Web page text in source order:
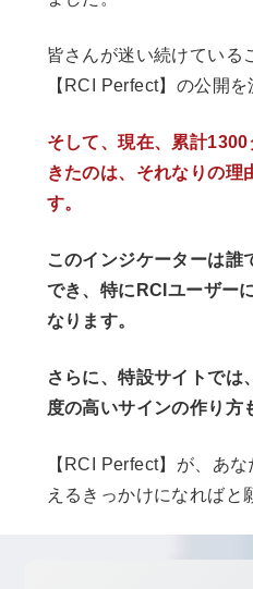
皆さんが迷い続けている
【RCI Perfect】の公開を
そして、現在、 累計
きたのは、それなりの理
す。
このインジケーターは誰
でき、特にRCIユーザー
なります。
さらに、特設サイトでは
度の高いサインの作り方
【RCI Perfect】が、あ
えるきっかけになればと